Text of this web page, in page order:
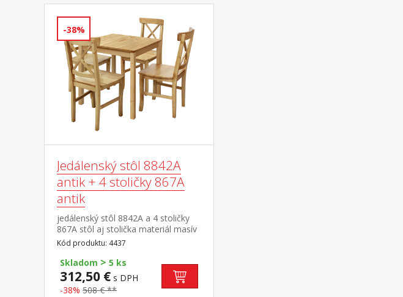
-38%
Jedálenský stôl 8842A
antik + 4 stoličky 867A
antik
jedálenský stôl 8842A a 4 stoličky
867A stôl aj stolička materiál masív
borovica, lakované prevedenie v
tóne antik výška sedu stoličky 45,5
cm rozmer stola (š/h/v): 75 × 75 ×
73 cm rozmer stoličky (š/h/v): 42 ×
42 × 91 cm
Kód produktu: 4437
Skladom > 5 ks
312,50 € s DPH
-38% 508 € **